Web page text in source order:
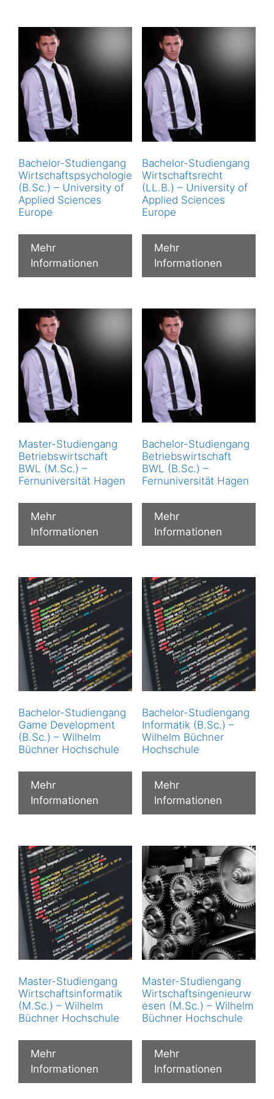
Bachelor-Studiengang
Wirtschaftspsychologie
(B.Sc.) – University of
Applied Sciences
Europe
Mehr
Informationen
Bachelor-Studiengang
Wirtschaftsrecht
(LL.B.) – University of
Applied Sciences
Europe
Mehr
Informationen
Master-Studiengang
Betriebswirtschaft
BWL (M.Sc.) –
Fernuniversität Hagen
Mehr
Informationen
Bachelor-Studiengang
Betriebswirtschaft
BWL (B.Sc.) –
Fernuniversität Hagen
Mehr
Informationen
Bachelor-Studiengang
Game Development
(B.Sc.) – Wilhelm
Büchner Hochschule
Mehr
Informationen
Bachelor-Studiengang
Informatik (B.Sc.) –
Wilhelm Büchner
Hochschule
Mehr
Informationen
Master-Studiengang
Wirtschaftsinformatik
(M.Sc.) – Wilhelm
Büchner Hochschule
Mehr
Informationen
Master-Studiengang
Wirtschaftsingenieurw
esen (M.Sc.) – Wilhelm
Büchner Hochschule
Mehr
Informationen